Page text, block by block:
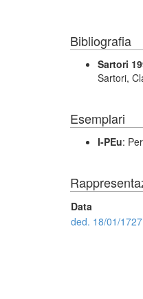
Bibliografia
Sartori
Sartori,
Esemplari
I-PEu:
Data
ded. 18/01/1727